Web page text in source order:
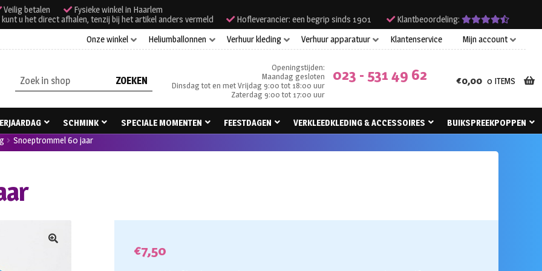
Veilig betalen
Fysieke winkel in Haarlem
u het direct afhalen, tenzij bij het artikel anders vermeld
Hofleverancier: een begrip sinds 1901
Klantbeoordeling:
Onze winkel
Heliumballonnen Verhuur kleding Verhuur apparatuur Klantenservice Mijn account
Zoeken
naar:
Openingstijden:
Maandag gesloten
Dinsdag tot en met Vrijdag 9:00 tot 18:00 uur
Zaterdag 9:00 tot 17:00 uur
023 - 531 49 62 €0,00 0 ITEMS
SCHMINK SPECIALE MOMENTEN FEESTDAGEN VERKLEEDKLEDING & ACCESSOIRES
BUIKSPREEKPOPPEN
Snoeptrommel 60 jaar
€7,50